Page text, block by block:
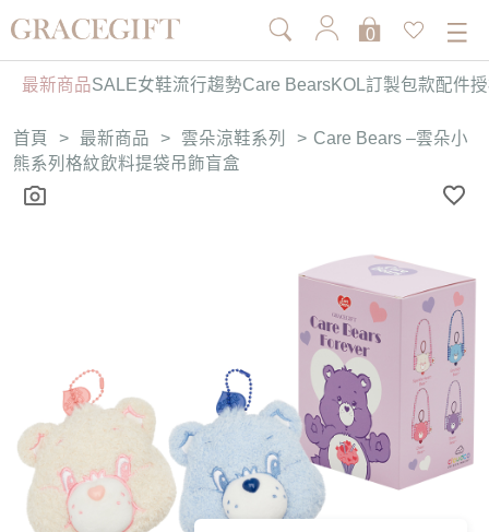
0
最新商品SALE女鞋流行趨勢Care BearsKOL訂製包款配件
首頁 > 最新商品 > 雲朵涼鞋系列 > Care Bears –雲朵小
熊系列格紋飲料提袋吊飾盲盒